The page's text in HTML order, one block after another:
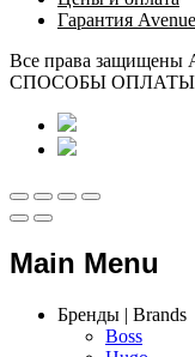
Гарантия Avenue
Все права защищены
СПОСОБЫ ОПЛАТЫ
Main Menu
Бренды | Brands
Boss